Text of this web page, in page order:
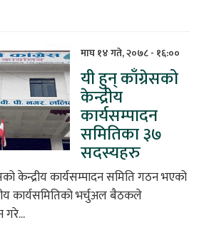
माघ १४ गते, २०७८ - १६:००
यी हुन् काँग्रेसको
केन्द्रीय
कार्यसम्पादन
समितिका ३७
सदस्यहरु
केन्द्रीय कार्यसम्पादन समिति गठन भएको
कार्यसमितिको भर्चुअल बैठकले
गरे...